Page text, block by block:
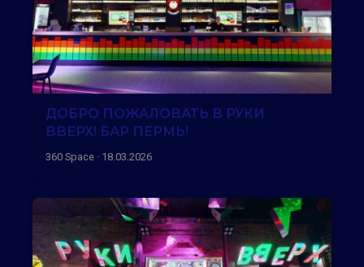
ДОБРО ПОЖАЛОВАТЬ В РУКИ
ВВЕРХ! БАР ПЕРМЬ!
360 Space · 18.03.2026